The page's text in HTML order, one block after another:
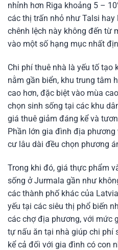
nhỉnh hơn Riga khoảng 5 –
các thị trấn nhỏ như Talsi hay
chênh lệch này không đến từ
vào một số hạng mục nhất
Chi phí thuê nhà là yếu tố tạo
nằm gần biển, khu trung tâm
cao hơn, đặc biệt vào mùa
chọn sinh sống tại các khu
giá thuê giảm đáng kể và
Phần lớn gia đình địa
cư lâu dài đều chọn phương
Trong khi đó, giá thực phẩm
sống ở Jurmala gần như
các thành phố khác của
yếu tại các siêu thị phổ biến
các chợ địa phương, với mức
tự nấu ăn tại nhà giúp chi phí
kể cả đối với gia đình có con